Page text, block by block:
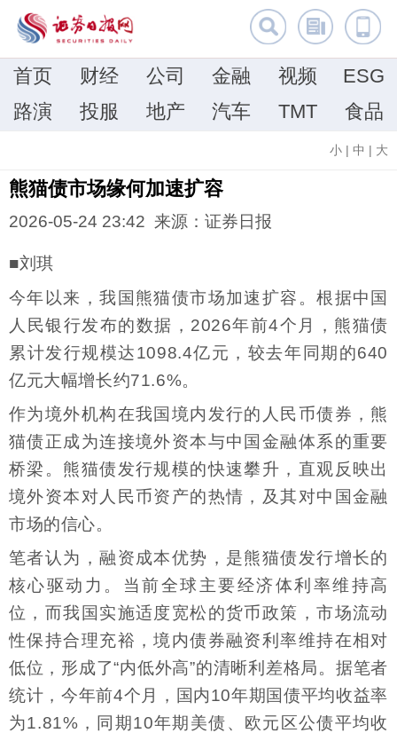
首页 财经 公司 金融 视频
ESG
路演
投服 地产 汽车 TMT 食品
小 | 中 | 大
熊猫债市场缘何加速扩容
2026-05-24 23:42 来源：证券日报
■刘琪
今年以来，我国熊猫债市场加速扩容。根据中国
人民银行发布的数据，2026年前4个月，熊猫债
累计发行规模达1098.4亿元，较去年同期的640
亿元大幅增长约71.6%。
作为境外机构在我国境内发行的人民币债券，熊
猫债正成为连接境外资本与中国金融体系的重要
桥梁。熊猫债发行规模的快速攀升，直观反映出
境外资本对人民币资产的热情，及其对中国金融
市场的信心。
笔者认为，融资成本优势，是熊猫债发行增长的
核心驱动力。当前全球主要经济体利率维持高
位，而我国实施适度宽松的货币政策，市场流动
性保持合理充裕，境内债券融资利率维持在相对
低位，形成了“内低外高”的清晰利差格局。据笔者
统计，今年前4个月，国内10年期国债平均收益率
为1.81%，同期10年期美债、欧元区公债平均收